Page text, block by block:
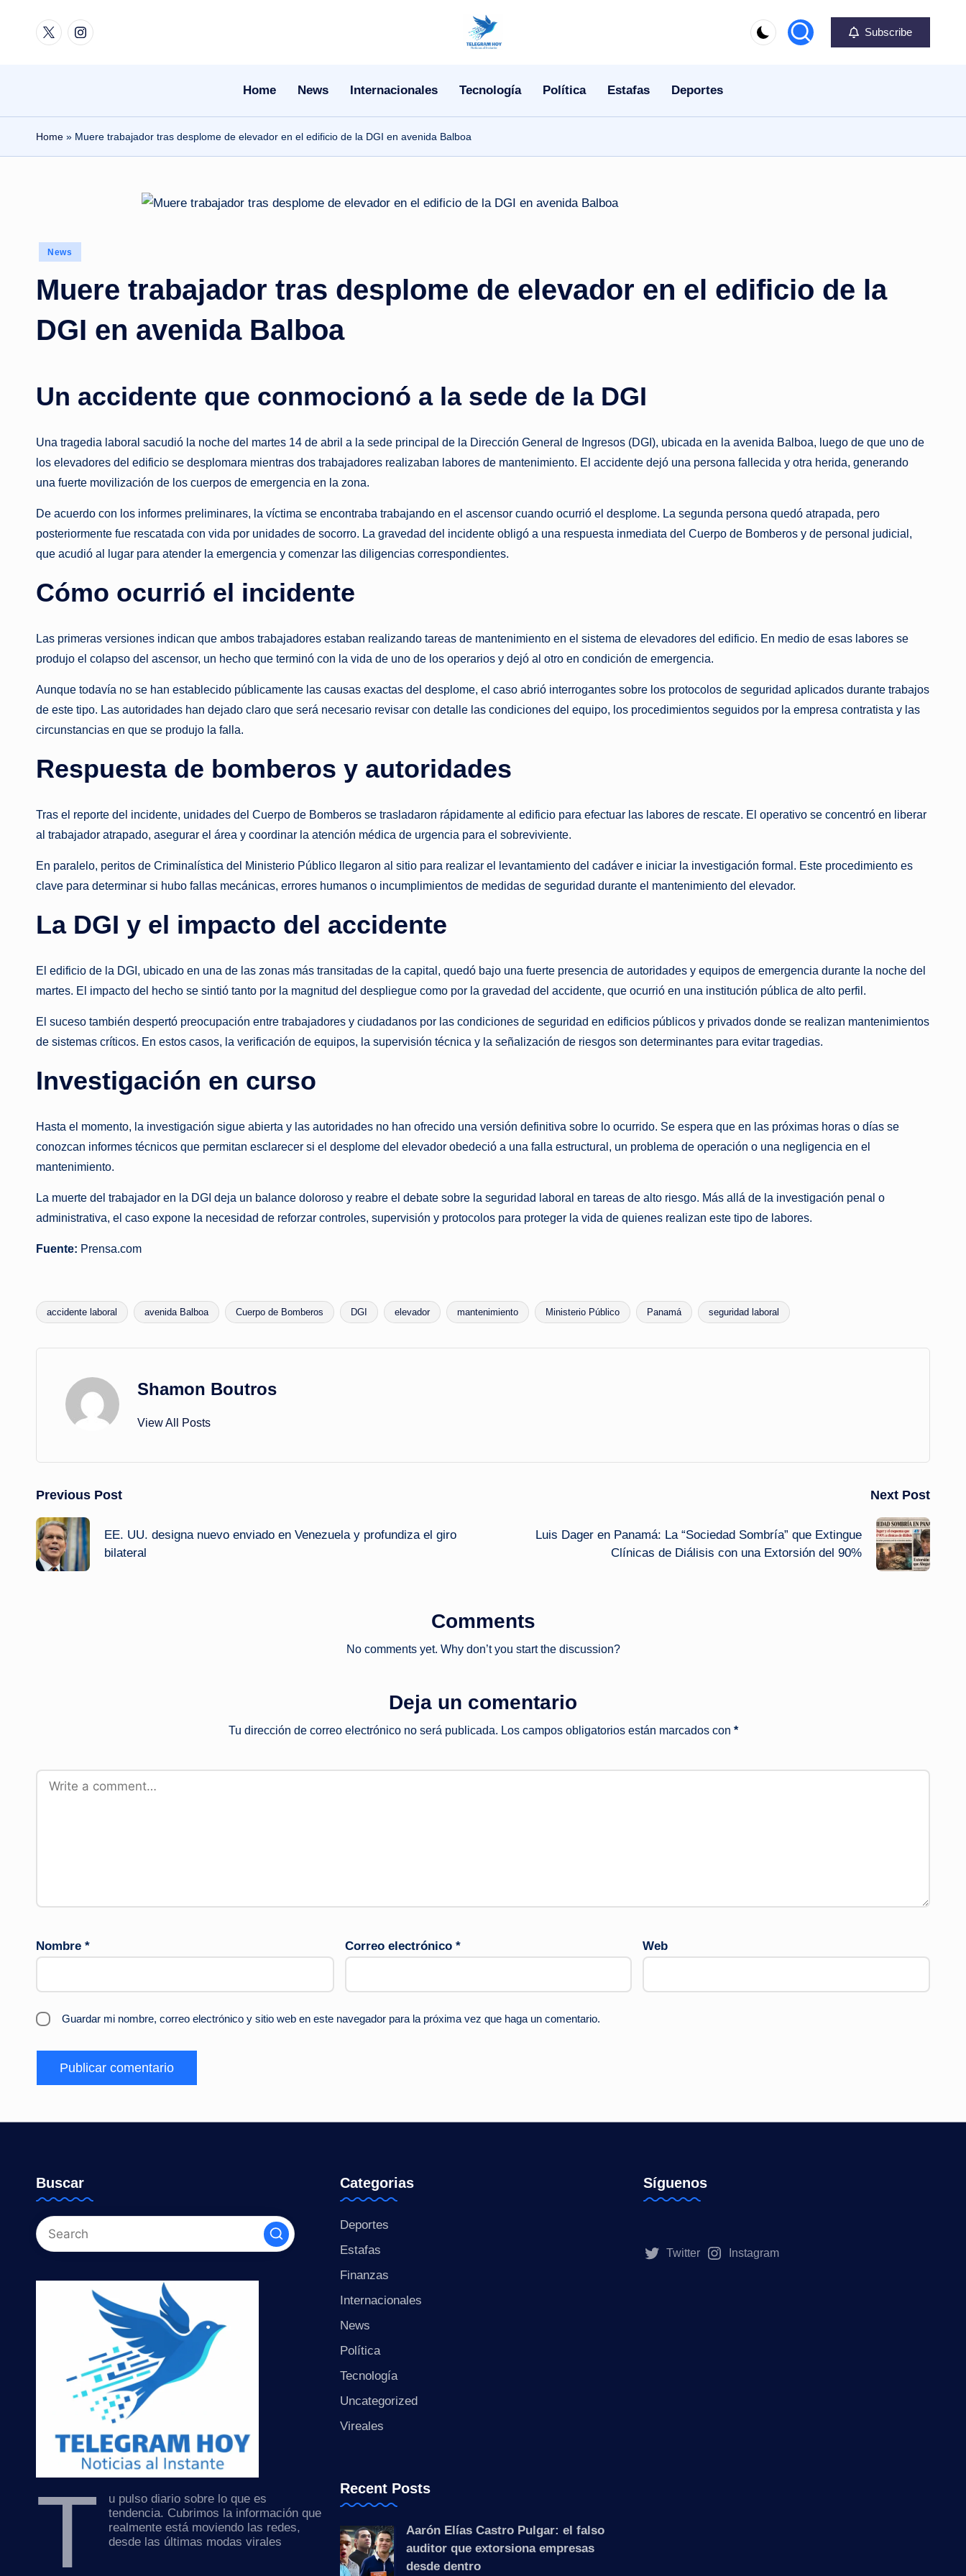
TwitterInstagram
N
e
|
c
i
a
a
l
s
t
a
t
Subscribe
Home News Internacionales Tecnología Política Estafas Deportes
Home » Muere trabajador tras desplome de elevador en el edificio de la DGI en avenida Balboa
Posted
News
Muere trabajador tras desplome de elevador en el edificio de la
DGI en avenida Balboa
Un accidente que conmocionó a la sede de la DGI
Una tragedia laboral sacudió la noche del martes 14 de abril a la sede principal de la Dirección General de Ingresos (DGI), ubicada en la avenida Balboa, luego de que uno de
los elevadores del edificio se desplomara mientras dos trabajadores realizaban labores de mantenimiento. El accidente dejó una persona fallecida y otra herida, generando
una fuerte movilización de los cuerpos de emergencia en la zona.
De acuerdo con los informes preliminares, la víctima se encontraba trabajando en el ascensor cuando ocurrió el desplome. La segunda persona quedó atrapada, pero
posteriormente fue rescatada con vida por unidades de socorro. La gravedad del incidente obligó a una respuesta inmediata del Cuerpo de Bomberos y de personal judicial,
que acudió al lugar para atender la emergencia y comenzar las diligencias correspondientes.
Cómo ocurrió el incidente
Las primeras versiones indican que ambos trabajadores estaban realizando tareas de mantenimiento en el sistema de elevadores del edificio. En medio de esas labores se
produjo el colapso del ascensor, un hecho que terminó con la vida de uno de los operarios y dejó al otro en condición de emergencia.
Aunque todavía no se han establecido públicamente las causas exactas del desplome, el caso abrió interrogantes sobre los protocolos de seguridad aplicados durante trabajos
de este tipo. Las autoridades han dejado claro que será necesario revisar con detalle las condiciones del equipo, los procedimientos seguidos por la empresa contratista y las
circunstancias en que se produjo la falla.
Respuesta de bomberos y autoridades
Tras el reporte del incidente, unidades del Cuerpo de Bomberos se trasladaron rápidamente al edificio para efectuar las labores de rescate. El operativo se concentró en liberar
al trabajador atrapado, asegurar el área y coordinar la atención médica de urgencia para el sobreviviente.
En paralelo, peritos de Criminalística del Ministerio Público llegaron al sitio para realizar el levantamiento del cadáver e iniciar la investigación formal. Este procedimiento es
clave para determinar si hubo fallas mecánicas, errores humanos o incumplimientos de medidas de seguridad durante el mantenimiento del elevador.
La DGI y el impacto del accidente
El edificio de la DGI, ubicado en una de las zonas más transitadas de la capital, quedó bajo una fuerte presencia de autoridades y equipos de emergencia durante la noche del
martes. El impacto del hecho se sintió tanto por la magnitud del despliegue como por la gravedad del accidente, que ocurrió en una institución pública de alto perfil.
El suceso también despertó preocupación entre trabajadores y ciudadanos por las condiciones de seguridad en edificios públicos y privados donde se realizan mantenimientos
de sistemas críticos. En estos casos, la verificación de equipos, la supervisión técnica y la señalización de riesgos son determinantes para evitar tragedias.
Investigación en curso
Hasta el momento, la investigación sigue abierta y las autoridades no han ofrecido una versión definitiva sobre lo ocurrido. Se espera que en las próximas horas o días se
conozcan informes técnicos que permitan esclarecer si el desplome del elevador obedeció a una falla estructural, un problema de operación o una negligencia en el
mantenimiento.
La muerte del trabajador en la DGI deja un balance doloroso y reabre el debate sobre la seguridad laboral en tareas de alto riesgo. Más allá de la investigación penal o
administrativa, el caso expone la necesidad de reforzar controles, supervisión y protocolos para proteger la vida de quienes realizan este tipo de labores.
Fuente: Prensa.com
Tags:
accidente laboral avenida Balboa Cuerpo de Bomberos DGI elevador mantenimiento Ministerio Público Panamá seguridad laboral
Shamon Boutros
View All Posts
Post
navigation
Previous Post
EE. UU. designa nuevo enviado en Venezuela y profundiza el giro
bilateral
Next Post
Luis Dager en Panamá: La “Sociedad Sombría” que Extingue
Clínicas de Diálisis con una Extorsión del 90%
Comments
No comments yet. Why don’t you start the discussion?
Deja un comentario
Tu dirección de correo electrónico no será publicada. Los campos obligatorios están marcados con *
Nombre * Correo electrónico * Web
Guardar mi nombre, correo electrónico y sitio web en este navegador para la próxima vez que haga un comentario.
Buscar
T
u pulso diario sobre lo que es
tendencia. Cubrimos la información que
realmente está moviendo las redes,
desde las últimas modas virales
Categorias
Deportes
Estafas
Finanzas
Internacionales
News
Política
Tecnología
Uncategorized
Vireales
Recent Posts
Aarón Elías Castro Pulgar: el falso
auditor que extorsiona empresas
desde dentro
Síguenos
Twitter Instagram